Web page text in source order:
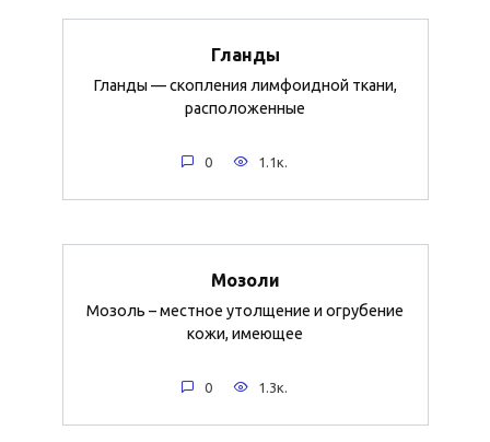
Гланды
Гланды — скопления лимфоидной ткани,
расположенные
0 1.1к.
Мозоли
Мозоль – местное утолщение и огрубение
кожи, имеющее
0 1.3к.